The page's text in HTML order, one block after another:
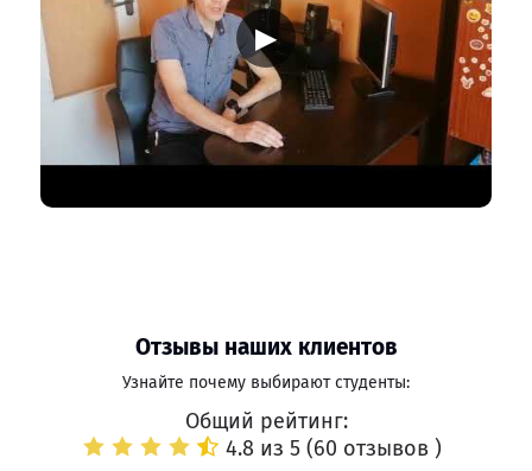
▶
Отзывы наших клиентов
Узнайте почему выбирают студенты:
Общий рейтинг:
4.8 из 5 (60 отзывов )